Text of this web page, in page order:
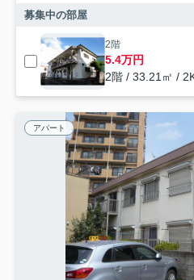
募集中の部屋
2階
5.4万円
2階 / 33.21㎡ /
アパート